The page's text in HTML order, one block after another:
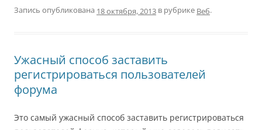
Запись опубликована 18 октября, 2013 в рубрике Веб.
Ужасный способ заставить
регистрироваться пользователей
форума
Это самый ужасный способ заставить регистрироваться